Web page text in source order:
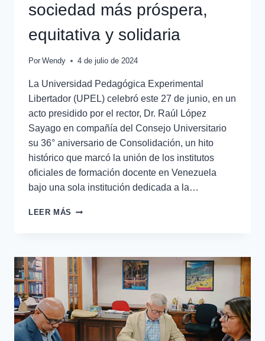
sociedad más próspera,
equitativa y solidaria
Por Wendy 4 de julio de 2024
La Universidad Pedagógica Experimental
Libertador (UPEL) celebró este 27 de junio, en un
acto presidido por el rector, Dr. Raúl López
Sayago en compañía del Consejo Universitario
su 36° aniversario de Consolidación, un hito
histórico que marcó la unión de los institutos
oficiales de formación docente en Venezuela
bajo una sola institución dedicada a la…
LEER MÁS